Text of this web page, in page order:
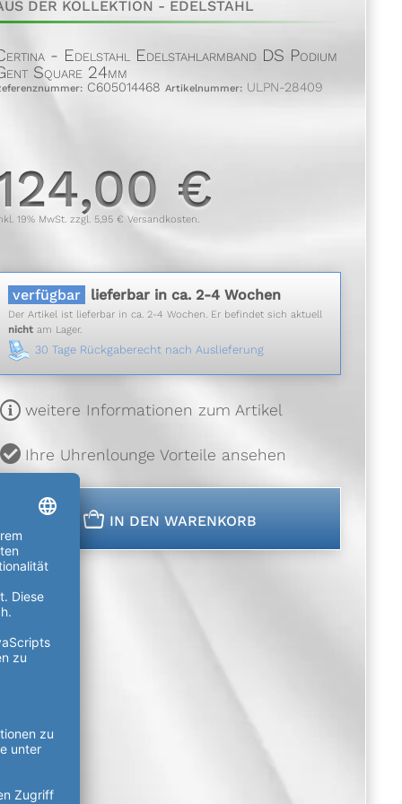
DER KOLLEKTION - EDELSTAHL
- Edelstahl Edelstahlarmband DS Podium
Square 24mm
C605014468 Artikelnummer:ULPN-28409
€
19% MwSt. zzgl. 5,95 € Versandkosten.
verfügbar lieferbar in ca. 2-4 Wochen
Der Artikel ist lieferbar in ca. 2-4 Wochen. Er befindet sich aktuell
nichtam Lager.
30 Tage Rückgaberecht nach Auslieferung
weitere Informationen zum Artikel
Ihre Uhrenlounge Vorteile ansehen
n IN DEN WARENKORB